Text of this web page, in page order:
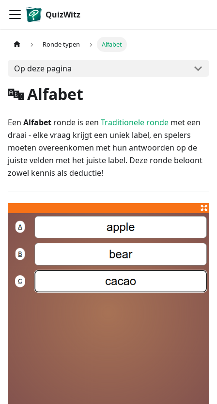
QuizWitz
Ronde typen Alfabet
Op deze pagina
🔤 Alfabet
Een Alfabet ronde is een Traditionele ronde met een
draai - elke vraag krijgt een uniek label, en spelers
moeten overeenkomen met hun antwoorden op de
juiste velden met het juiste label. Deze ronde beloont
zowel kennis als deductie!